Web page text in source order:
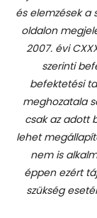
és elemzések a
oldalon
2007. évi
szerinti
befektetési
meghozatala
csak az adott
lehet
nem is
éppen ezért
szükség